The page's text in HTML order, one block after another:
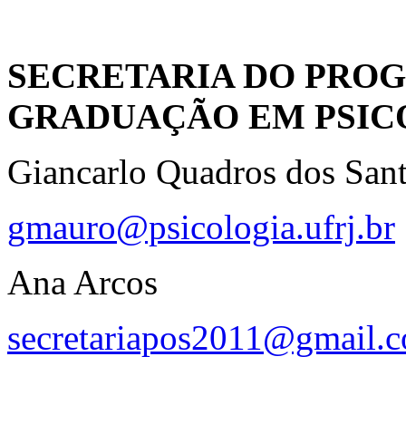
SECRETARIA DO
GRADUAÇÃO EM
Giancarlo Quadros dos
gmauro@psicologia.ufrj.br
Ana Arcos